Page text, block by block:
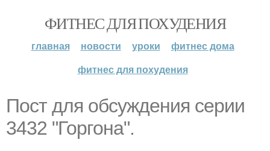
ФИТНЕС ДЛЯ ПОХУДЕНИЯ
главная новости уроки
фитнес дома
фитнес для похудения
Пост для обсуждения серии
3432 "Горгона".